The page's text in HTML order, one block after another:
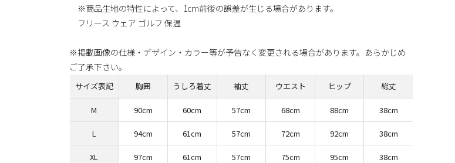
※商品生地の特性によって、1cm前後の誤差が生じる場合があります。
フリース ウェア ゴルフ 保温
※掲載画像の仕様・デザイン・カラー等が予告なく変更される場合があります。あらかじめ
ご了承下さい。
サイズ表記 胸囲 うしろ着丈 袖丈 ウエスト ヒップ 総丈
M 90cm 60cm 57cm 68cm 88cm 38cm
L 94cm 61cm 57cm 72cm 92cm 38cm
XL 97cm 61cm 57cm 75cm 95cm 38cm